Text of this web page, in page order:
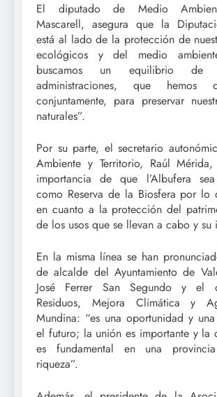
El diputado de Medio
Mascarell, asegura que la
está al lado de la protección de
ecológicos y del medio
buscamos un equilibrio de
administraciones, que hemos
conjuntamente, para preservar
naturales”.
Por su parte, el secretario
Ambiente y Territorio, Raúl
importancia de que l’Albufera
como Reserva de la Biosfera por lo
en cuanto a la protección del
de los usos que se llevan a cabo y su
En la misma línea se han
de alcalde del Ayuntamiento de
José Ferrer San Segundo y el
Residuos, Mejora Climática y
Mundina: “es una oportunidad y
el futuro; la unión es importante y la
es fundamental en una
riqueza”.